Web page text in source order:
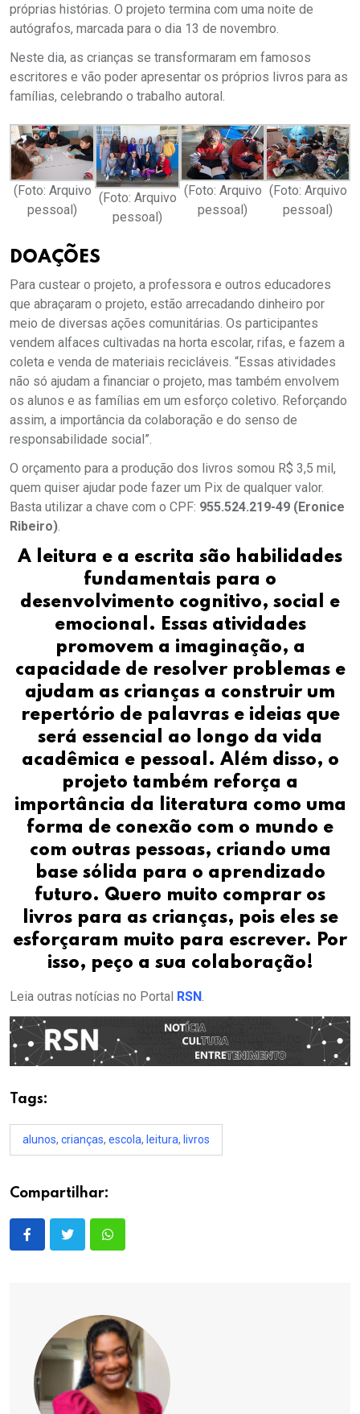
próprias histórias. O projeto termina com uma noite de
autógrafos, marcada para o dia 13 de novembro.
Neste dia, as crianças se transformaram em famosos
escritores e vão poder apresentar os próprios livros para as
famílias, celebrando o trabalho autoral.
(Foto: Arquivo
pessoal)
(Foto: Arquivo
pessoal)
(Foto: Arquivo
pessoal)
(Foto: Arquivo
pessoal)
DOAÇÕES
Para custear o projeto, a professora e outros educadores
que abraçaram o projeto, estão arrecadando dinheiro por
meio de diversas ações comunitárias. Os participantes
vendem alfaces cultivadas na horta escolar, rifas, e fazem a
coleta e venda de materiais recicláveis. “Essas atividades
não só ajudam a financiar o projeto, mas também envolvem
os alunos e as famílias em um esforço coletivo. Reforçando
assim, a importância da colaboração e do senso de
responsabilidade social”.
O orçamento para a produção dos livros somou R$ 3,5 mil,
quem quiser ajudar pode fazer um Pix de qualquer valor.
Basta utilizar a chave com o CPF: 955.524.219-49 (Eronice
Ribeiro).
A leitura e a escrita são habilidades
fundamentais para o
desenvolvimento cognitivo, social e
emocional. Essas atividades
promovem a imaginação, a
capacidade de resolver problemas e
ajudam as crianças a construir um
repertório de palavras e ideias que
será essencial ao longo da vida
acadêmica e pessoal. Além disso, o
projeto também reforça a
importância da literatura como uma
forma de conexão com o mundo e
com outras pessoas, criando uma
base sólida para o aprendizado
futuro. Quero muito comprar os
livros para as crianças, pois eles se
esforçaram muito para escrever. Por
isso, peço a sua colaboração!
Leia outras notícias no Portal RSN.
Tags:
alunos, crianças, escola, leitura, livros
Compartilhar: